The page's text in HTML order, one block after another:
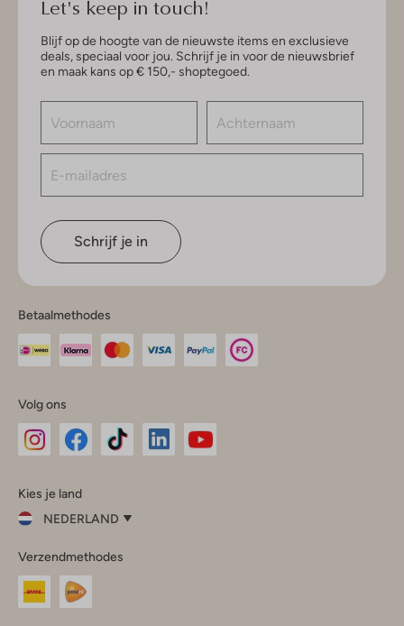
Let's keep in touch!
Blijf op de hoogte van de nieuwste items en exclusieve
deals, speciaal voor jou. Schrijf je in voor de nieuwsbrief
en maak kans op € 150,- shoptegoed.
Schrijf je in
Betaalmethodes
Volg ons
InstagramFacebook
Kies je land
NEDERLAND
je
land
Nederland
Verzendmethodes